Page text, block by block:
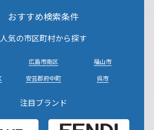
おすすめ検索条件
人気の市区町村から探す
広島市南区
福山市
安芸郡府中町 呉市
注目ブランド